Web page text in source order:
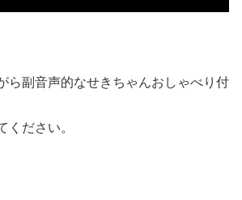
ら副音声的なせきちゃんおしゃべり付
ください。